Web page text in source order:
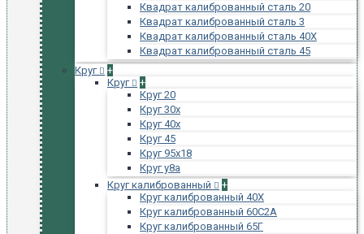
Квадрат калиброванный сталь 20
Квадрат калиброванный сталь 3
Квадрат калиброванный сталь 40Х
Квадрат калиброванный сталь 45
Круг
+
Круг
+
Круг 20
Круг 30х
Круг 40х
Круг 45
Круг 95х18
Круг у8а
Круг калиброванный
+
Круг калиброванный 40Х
Круг калиброванный 60С2А
Круг калиброванный 65Г